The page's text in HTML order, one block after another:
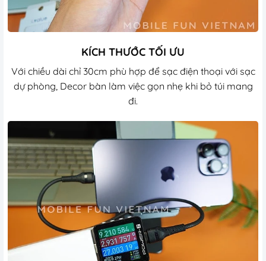
KÍCH THƯỚC TỐI ƯU
Với chiều dài chỉ 30cm phù hợp để sạc điện thoại với sạc
dự phòng, Decor bàn làm việc gọn nhẹ khi bỏ túi mang
đi.